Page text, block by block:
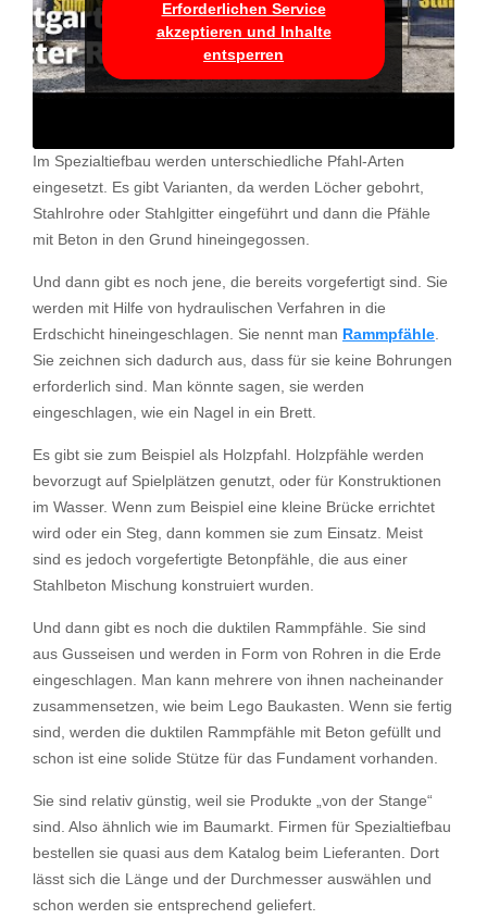
Erforderlichen Service
akzeptieren und Inhalte
entsperren
Im Spezialtiefbau werden unterschiedliche Pfahl-Arten
eingesetzt. Es gibt Varianten, da werden Löcher gebohrt,
Stahlrohre oder Stahlgitter eingeführt und dann die Pfähle
mit Beton in den Grund hineingegossen.
Und dann gibt es noch jene, die bereits vorgefertigt sind. Sie
werden mit Hilfe von hydraulischen Verfahren in die
Erdschicht hineingeschlagen. Sie nennt man Rammpfähle.
Sie zeichnen sich dadurch aus, dass für sie keine Bohrungen
erforderlich sind. Man könnte sagen, sie werden
eingeschlagen, wie ein Nagel in ein Brett.
Es gibt sie zum Beispiel als Holzpfahl. Holzpfähle werden
bevorzugt auf Spielplätzen genutzt, oder für Konstruktionen
im Wasser. Wenn zum Beispiel eine kleine Brücke errichtet
wird oder ein Steg, dann kommen sie zum Einsatz. Meist
sind es jedoch vorgefertigte Betonpfähle, die aus einer
Stahlbeton Mischung konstruiert wurden.
Und dann gibt es noch die duktilen Rammpfähle. Sie sind
aus Gusseisen und werden in Form von Rohren in die Erde
eingeschlagen. Man kann mehrere von ihnen nacheinander
zusammensetzen, wie beim Lego Baukasten. Wenn sie fertig
sind, werden die duktilen Rammpfähle mit Beton gefüllt und
schon ist eine solide Stütze für das Fundament vorhanden.
Sie sind relativ günstig, weil sie Produkte „von der Stange“
sind. Also ähnlich wie im Baumarkt. Firmen für Spezialtiefbau
bestellen sie quasi aus dem Katalog beim Lieferanten. Dort
lässt sich die Länge und der Durchmesser auswählen und
schon werden sie entsprechend geliefert.